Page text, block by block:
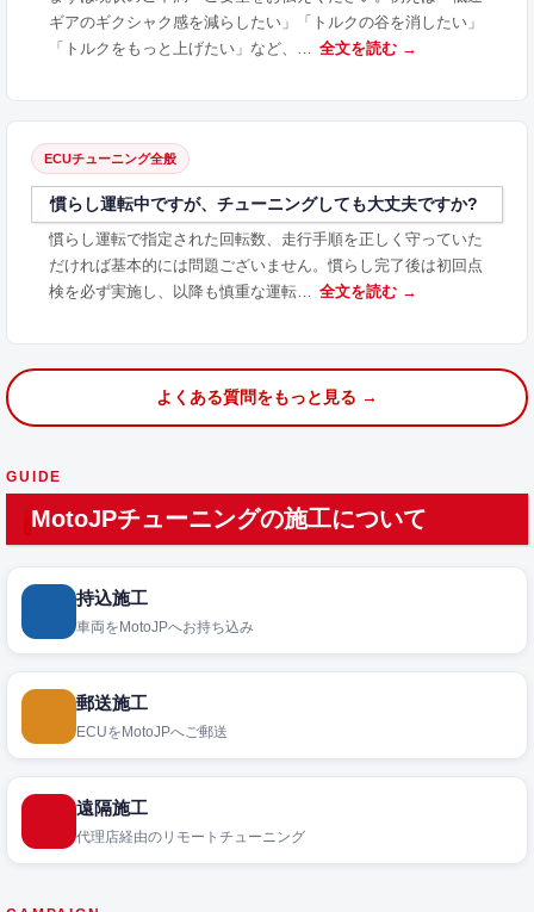
ギアのギクシャク感を減らしたい」「トルクの谷を消したい」
「トルクをもっと上げたい」など、… 全文を読む →
ECUチューニング全般
慣らし運転中ですが、チューニングしても大丈夫ですか?
慣らし運転で指定された回転数、走行手順を正しく守っていた
だければ基本的には問題ございません。慣らし完了後は初回点
検を必ず実施し、以降も慎重な運転… 全文を読む →
よくある質問をもっと見る →
GUIDE
MotoJPチューニングの施工について
持込施工
車両をMotoJPへお持ち込み
郵送施工
ECUをMotoJPへご郵送
遠隔施工
代理店経由のリモートチューニング